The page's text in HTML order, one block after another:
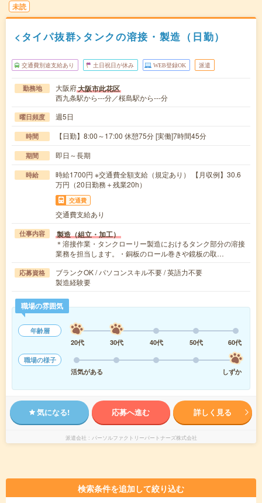
未読
<タイパ抜群>タンクの溶接・製造（日勤）
交通費別途支給あり 土日祝日が休み WEB登録OK 派遣
勤務地 大阪府大阪市此花区
西九条駅から---分／桜島駅から---分
曜日頻度 週5日
時間 【日勤】8:00～17:00 休憩75分 [実働]7時間45分
期間 即日～長期
時給
時給1700円 ※交通費全額支給（規定あり） 【月収例】30.6
万円（20日勤務＋残業20h）
交通費
交通費支給あり
仕事内容 製造（組立・加工）
＊溶接作業・タンクローリー製造におけるタンク部分の溶接
業務を担当します。・銅板のロール巻きや鏡板の取…
応募資格
ブランクOK / パソコンスキル不要 / 英語力不要
製造経験要
職場の雰囲気
年齢層
20代
30代 40代 50代
60代
職場の様子
活気がある
しずか
気になる! 応募へ進む 詳しく見る
派遣会社 パーソルファクトリーパートナーズ株式会社
検索条件を追加して絞り込む